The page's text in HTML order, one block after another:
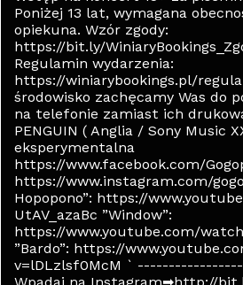
Poniżej 13 lat, wymagana
opiekuna. Wzór zgody:
https://bit.ly/
Regulamin wydarzenia:
https://winiarybookings.pl/
środowisko zachęcamy Was do
na telefonie zamiast ich
PENGUIN ( Anglia / Sony Music
eksperymentalna
https://www.facebook.com/
https://www.instagram.com/
Hopopono”: https://
UtAV_azaBc ”Window”:
https://www.youtube.com/
”Bardo”: https://
v=lDLzlsf0McM `